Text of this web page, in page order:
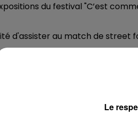
du festival "C’est
d'assister au match de street
la Biscuiterie avec Carmen et
sur
Le